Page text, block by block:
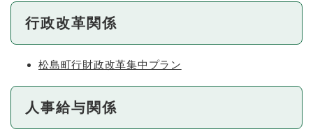
行政改革関係
松島町行財政改革集中プラン
人事給与関係